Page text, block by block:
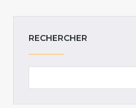
RECHERCHER